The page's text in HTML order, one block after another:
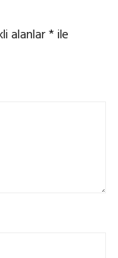
alanlar*ile